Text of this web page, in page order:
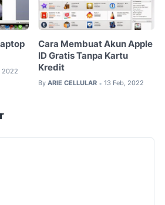
2022
Cara Membuat Akun Apple
ID Gratis Tanpa Kartu
Kredit
By ARIE CELLULAR • 13 Feb, 2022